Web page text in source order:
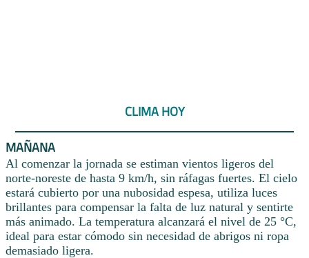
CLIMA HOY
MAÑANA
Al comenzar la jornada se estiman vientos ligeros del
norte-noreste de hasta 9 km/h, sin ráfagas fuertes. El cielo
estará cubierto por una nubosidad espesa, utiliza luces
brillantes para compensar la falta de luz natural y sentirte
más animado. La temperatura alcanzará el nivel de 25 °C,
ideal para estar cómodo sin necesidad de abrigos ni ropa
demasiado ligera.